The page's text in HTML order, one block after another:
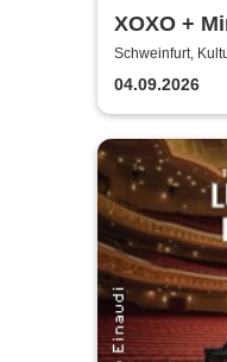
XOXO +
presents
Schweinfurt,
Schweinfurt
04.09.2026